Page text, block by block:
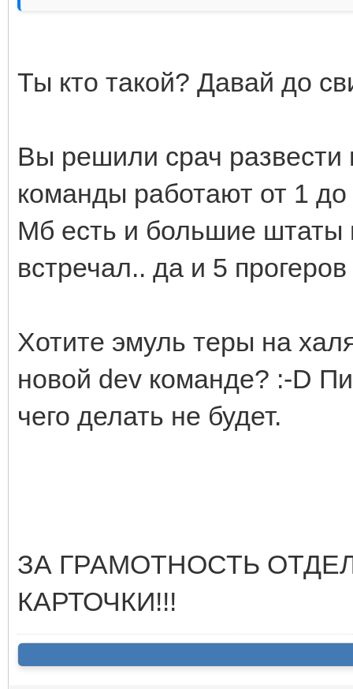
Ты кто такой? Давай до
Вы решили срач
команды работают от 1
Мб есть и большие штаты
встречал.. да и 5
Хотите эмуль теры на
новой dev команде? :-D
чего делать не будет.
ЗА ГРАМОТНОСТЬ
КАРТОЧКИ!!!